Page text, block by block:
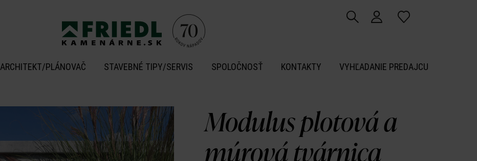
ARCHITEKT/PLÁNOVAČ STAVEBNÉ TIPY/SERVIS SPOLOČNOSŤ KONTAKTY VYHĽADANIE PREDAJCU
Modulus plotová a
múrová tvárnica